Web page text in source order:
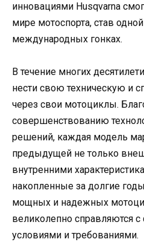
инновациями Husqvarna
мире мотоспорта, став
международных гонках.
В течение многих
нести свою техническую и
через свои мотоциклы.
совершенствованию
решений, каждая модель
предыдущей не только
внутренними
накопленные за долгие
мощных и надежных
великолепно справляются
условиями и требованиями.